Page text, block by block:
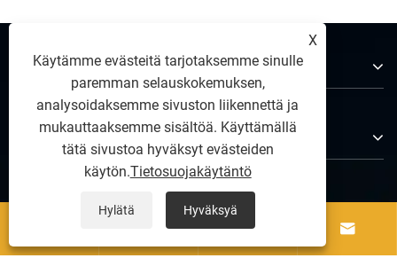
Tietoja meistä
Tuotteet
Ota meihin yhteyttä
 
X
Käytämme evästeitä tarjotaksemme sinulle
paremman selauskokemuksen,
analysoidaksemme sivuston liikennettä ja
mukauttaaksemme sisältöä. Käyttämällä
tätä sivustoa hyväksyt evästeiden
käytön.Tietosuojakäytäntö
Hylätä Hyväksyä